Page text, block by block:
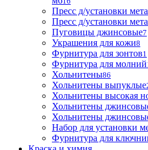
Пресс д/установки
Пресс д/установки
Пуговицы джинсовые7
Украшения для кожи8
Фурнитура для зонтов1
Фурнитура для молний
Хольнитены86
Хольнитены выпуклые
Хольнитены высокая
Хольнитены
Хольнитены
Набор для установки
Фурнитура для